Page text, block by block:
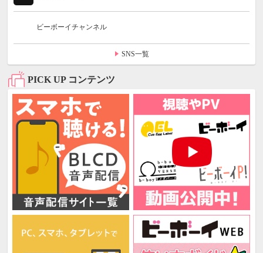
ビーボーイチャンネル
SNS一覧
PICK UP コンテンツ